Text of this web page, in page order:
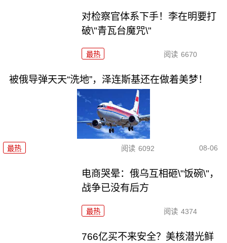
对检察官体系下手！李在明要打
破\"青瓦台魔咒\"
最热 阅读 6670
被俄导弹天天“洗地”，泽连斯基还在做着美梦！
最热 阅读 6092 08-06
电商哭晕：俄乌互相砸\"饭碗\"，
战争已没有后方
最热 阅读 4374
766亿买不来安全？美核潜光鲜